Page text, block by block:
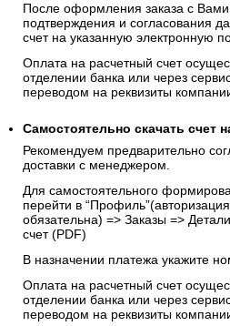
После оформления заказа с
подтверждения и согласования
счет на указанную электронную
Оплата на расчетный счет
отделении банка или через
переводом на реквизиты
Самостоятельно скачать счет
Рекомендуем предварительно
доставки с менеджером.
Для самостоятельного
перейти в
обязательна) => Заказы =>
счет (PDF)
В назначении платежа укажите
Оплата на расчетный счет
отделении банка или через
переводом на реквизиты